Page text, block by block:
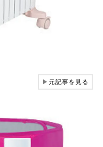
▶元記事を見る